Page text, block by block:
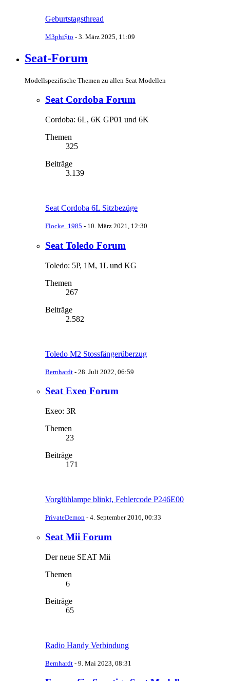
Geburtstagsthread
M3phi$to - 3. März 2025, 11:09
Seat-Forum
Modellspezifische Themen zu allen Seat Modellen
Seat Cordoba Forum
Cordoba: 6L, 6K GP01 und 6K
Themen
325
Beiträge
3.139
Seat Cordoba 6L Sitzbezüge
Flocke_1985 - 10. März 2021, 12:30
Seat Toledo Forum
Toledo: 5P, 1M, 1L und KG
Themen
267
Beiträge
2.582
Toledo M2 Stossfängerüberzug
Bernhardt - 28. Juli 2022, 06:59
Seat Exeo Forum
Exeo: 3R
Themen
23
Beiträge
171
Vorglühlampe blinkt, Fehlercode P246E00
PrivateDemon - 4. September 2016, 00:33
Seat Mii Forum
Der neue SEAT Mii
Themen
6
Beiträge
65
Radio Handy Verbindung
Bernhardt - 9. Mai 2023, 08:31